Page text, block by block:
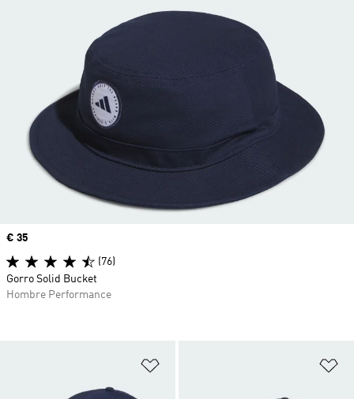
Precio
€ 35
(76)
Gorro Solid Bucket
Hombre Performance